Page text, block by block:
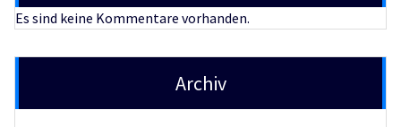
Es sind keine Kommentare vorhanden.
Archiv